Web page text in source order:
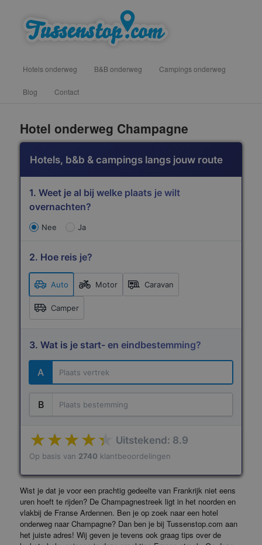
vind hotels, campings en b&b onderweg voor een tussenstop
Hotels onderweg B&B onderweg Campings onderweg
Blog Contact
Hotel onderweg Champagne
Hotels, b&b & campings langs jouw route
1. Weet je al bij welke plaats je wilt
overnachten?
Nee Ja
2. Hoe reis je?
Auto Motor Caravan
Camper
3. Wat is je start- en eindbestemming?
A
B
Uitstekend: 8.9
Op basis van 2740 klantbeoordelingen
Wist je dat je voor een prachtig gedeelte van Frankrijk niet eens
uren hoeft te rijden? De Champagnestreek ligt in het noorden en
vlakbij de Franse Ardennen. Ben je op zoek naar een hotel
onderweg naar Champagne? Dan ben je bij Tussenstop.com aan
het juiste adres! Wij geven je tevens ook graag tips over de